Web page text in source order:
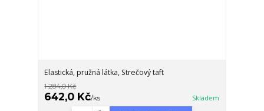
Elastická, pružná látka, Strečový taft
1 284,0 Kč
642,0 Kč/ks Skladem